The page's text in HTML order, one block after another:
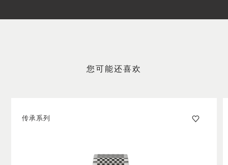
您可能还喜欢
传承系列